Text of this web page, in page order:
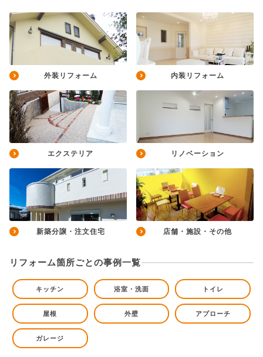
外装リフォーム 内装リフォーム
エクステリア リノベーション
新築分譲・注文住宅 店舗・施設・その他
リフォーム箇所ごとの事例一覧
キッチン 浴室・洗面 トイレ
屋根 外壁 アプローチ
ガレージ